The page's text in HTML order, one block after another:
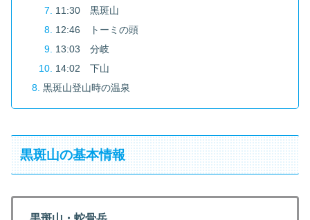
11:30 黒斑山
12:46 トーミの頭
13:03 分岐
14:02 下山
黒斑山登山時の温泉
黒斑山の基本情報